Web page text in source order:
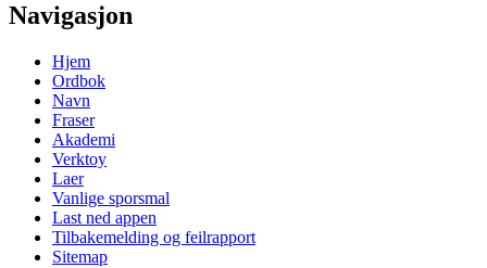
Navigasjon
Hjem
Ordbok
Navn
Fraser
Akademi
Verktoy
Laer
Vanlige sporsmal
Last ned appen
Tilbakemelding og feilrapport
Sitemap